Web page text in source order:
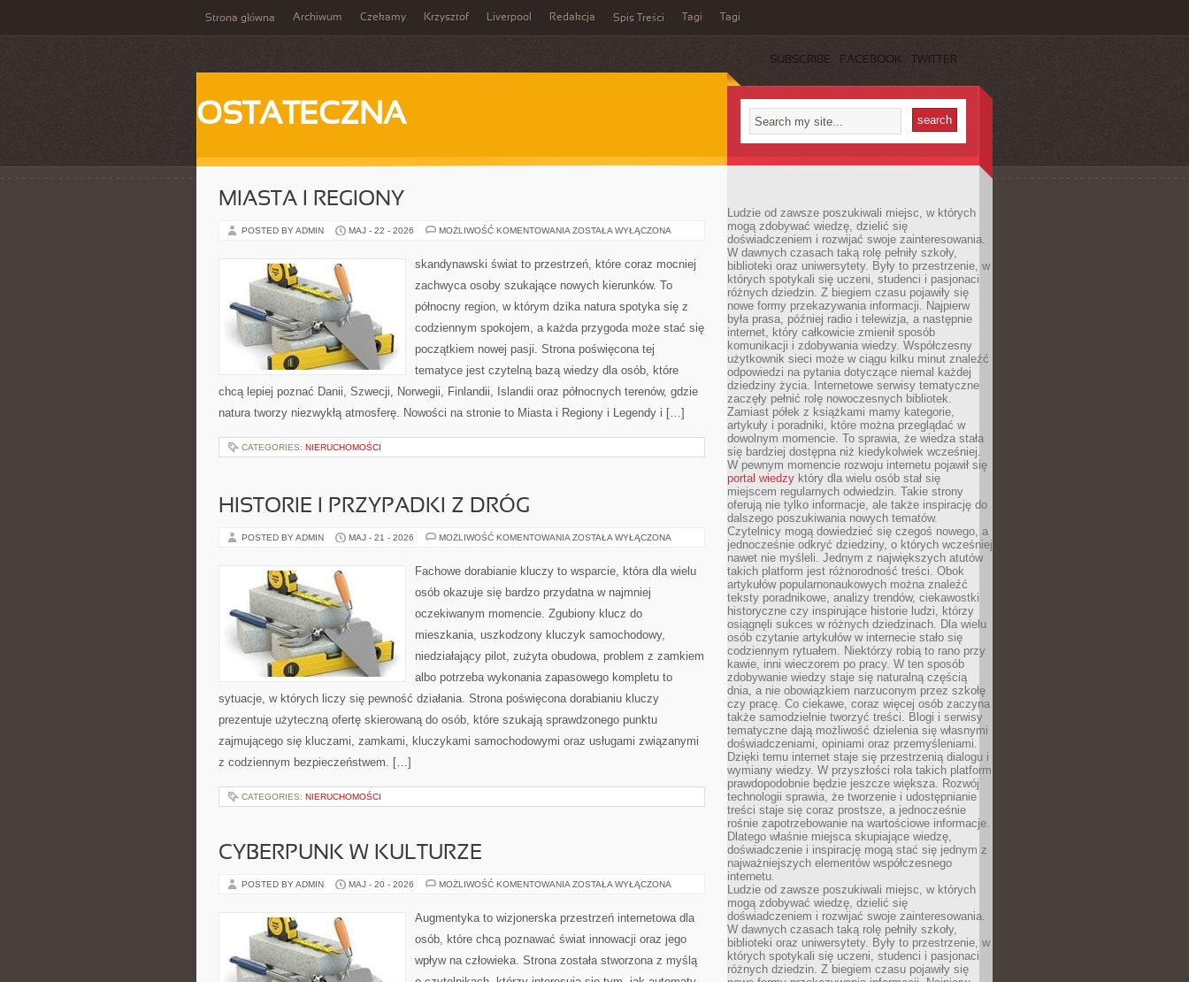
Strona główna Archiwum Czekamy Krzysztof Liverpool Redakcja Spis Treści Tagi Tagi
SUBSCRIBE FACEBOOK TWITTER
OSTATECZNA
MIASTA I REGIONY
POSTED BY ADMIN MAJ - 22 - 2026 MOŻLIWOŚĆ KOMENTOWANIA MIASTA
ZOSTAŁA WYŁĄCZONA
skandynawski świat to przestrzeń, które coraz mocniej
zachwyca osoby szukające nowych kierunków. To
północny region, w którym dzika natura spotyka się z
codziennym spokojem, a każda przygoda może stać się
początkiem nowej pasji. Strona poświęcona tej
tematyce jest czytelną bazą wiedzy dla osób, które
chcą lepiej poznać Danii, Szwecji, Norwegii, Finlandii, Islandii oraz północnych terenów, gdzie
natura tworzy niezwykłą atmosferę. Nowości na stronie to Miasta i Regiony i Legendy i […]
CATEGORIES: NIERUCHOMOŚCI
HISTORIE I PRZYPADKI Z DRÓG
POSTED BY ADMIN MAJ - 21 - 2026 MOŻLIWOŚĆ KOMENTOWANIA HISTORIE
DRÓG
ZOSTAŁA WYŁĄCZONA
Fachowe dorabianie kluczy to wsparcie, która dla wielu
osób okazuje się bardzo przydatna w najmniej
oczekiwanym momencie. Zgubiony klucz do
mieszkania, uszkodzony kluczyk samochodowy,
niedziałający pilot, zużyta obudowa, problem z zamkiem
albo potrzeba wykonania zapasowego kompletu to
sytuacje, w których liczy się pewność działania. Strona poświęcona dorabianiu kluczy
prezentuje użyteczną ofertę skierowaną do osób, które szukają sprawdzonego punktu
zajmującego się kluczami, zamkami, kluczykami samochodowymi oraz usługami związanymi
z codziennym bezpieczeństwem. […]
CATEGORIES: NIERUCHOMOŚCI
CYBERPUNK W KULTURZE
POSTED BY ADMIN MAJ - 20 - 2026 MOŻLIWOŚĆ KOMENTOWANIA CYBERPUNK
ZOSTAŁA WYŁĄCZONA
Augmentyka to wizjonerska przestrzeń internetowa dla
osób, które chcą poznawać świat innowacji oraz jego
wpływ na człowieka. Strona została stworzona z myślą
Ludzie od zawsze poszukiwali miejsc, w których
mogą zdobywać wiedzę, dzielić się
doświadczeniem i rozwijać swoje zainteresowania.
W dawnych czasach taką rolę pełniły szkoły,
biblioteki oraz uniwersytety. Były to przestrzenie, w
których spotykali się uczeni, studenci i pasjonaci
różnych dziedzin. Z biegiem czasu pojawiły się
nowe formy przekazywania informacji. Najpierw
była prasa, później radio i telewizja, a następnie
internet, który całkowicie zmienił sposób
komunikacji i zdobywania wiedzy. Współczesny
użytkownik sieci może w ciągu kilku minut znaleźć
odpowiedzi na pytania dotyczące niemal każdej
dziedziny życia. Internetowe serwisy tematyczne
zaczęły pełnić rolę nowoczesnych bibliotek.
Zamiast półek z książkami mamy kategorie,
artykuły i poradniki, które można przeglądać w
dowolnym momencie. To sprawia, że wiedza stała
się bardziej dostępna niż kiedykolwiek wcześniej.
W pewnym momencie rozwoju internetu pojawił się
portal wiedzy który dla wielu osób stał się
miejscem regularnych odwiedzin. Takie strony
oferują nie tylko informacje, ale także inspirację do
dalszego poszukiwania nowych tematów.
Czytelnicy mogą dowiedzieć się czegoś nowego, a
jednocześnie odkryć dziedziny, o których wcześniej
nawet nie myśleli. Jednym z największych atutów
takich platform jest różnorodność treści. Obok
artykułów popularnonaukowych można znaleźć
teksty poradnikowe, analizy trendów, ciekawostki
historyczne czy inspirujące historie ludzi, którzy
osiągnęli sukces w różnych dziedzinach. Dla wielu
osób czytanie artykułów w internecie stało się
codziennym rytuałem. Niektórzy robią to rano przy
kawie, inni wieczorem po pracy. W ten sposób
zdobywanie wiedzy staje się naturalną częścią
dnia, a nie obowiązkiem narzuconym przez szkołę
czy pracę. Co ciekawe, coraz więcej osób zaczyna
także samodzielnie tworzyć treści. Blogi i serwisy
tematyczne dają możliwość dzielenia się własnymi
doświadczeniami, opiniami oraz przemyśleniami.
Dzięki temu internet staje się przestrzenią dialogu i
wymiany wiedzy. W przyszłości rola takich platform
prawdopodobnie będzie jeszcze większa. Rozwój
technologii sprawia, że tworzenie i udostępnianie
treści staje się coraz prostsze, a jednocześnie
rośnie zapotrzebowanie na wartościowe informacje.
Dlatego właśnie miejsca skupiające wiedzę,
doświadczenie i inspirację mogą stać się jednym z
najważniejszych elementów współczesnego
internetu.
Ludzie od zawsze poszukiwali miejsc, w których
mogą zdobywać wiedzę, dzielić się
doświadczeniem i rozwijać swoje zainteresowania.
W dawnych czasach taką rolę pełniły szkoły,
biblioteki oraz uniwersytety. Były to przestrzenie, w
których spotykali się uczeni, studenci i pasjonaci
różnych dziedzin. Z biegiem czasu pojawiły się